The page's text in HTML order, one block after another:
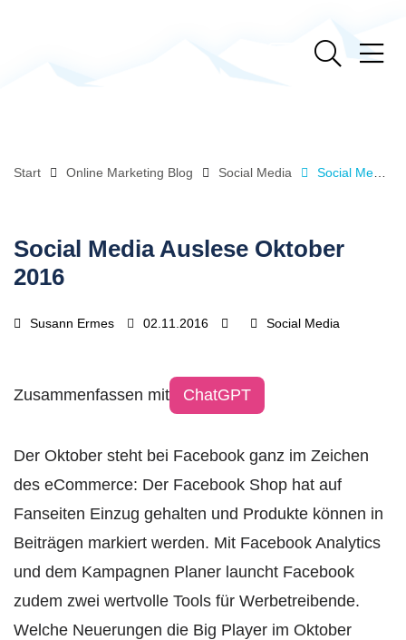
Start Online Marketing Blog Social Media Social Media Auslese Oktober 2016
Social Media Auslese Oktober
2016
Susann Ermes 02.11.2016 Social Media
Zusammenfassen mit ChatGPT
Der Oktober steht bei Facebook ganz im Zeichen
des eCommerce: Der Facebook Shop hat auf
Fanseiten Einzug gehalten und Produkte können in
Beiträgen markiert werden. Mit Facebook Analytics
und dem Kampagnen Planer launcht Facebook
zudem zwei wertvolle Tools für Werbetreibende.
Welche Neuerungen die Big Player im Oktober